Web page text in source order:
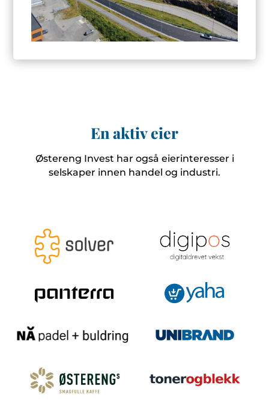
En aktiv eier
Østereng Invest har også eierinteresser i
selskaper innen handel og industri.